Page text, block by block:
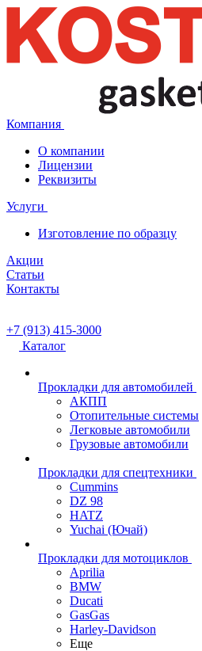
Компания
О компании
Лицензии
Реквизиты
Услуги
Изготовление по образцу
Акции
Статьи
Контакты
+7 (913) 415-3000
Каталог
Прокладки для автомобилей
АКПП
Отопительные системы
Легковые автомобили
Грузовые автомобили
Прокладки для спецтехники
Cummins
DZ 98
HATZ
Yuchai (Ючай)
Прокладки для мотоциклов
Aprilia
BMW
Ducati
GasGas
Harley-Davidson
Еще